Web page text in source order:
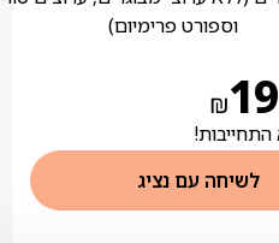
וספורט פרימיום)
₪
לשיחה עם נציג